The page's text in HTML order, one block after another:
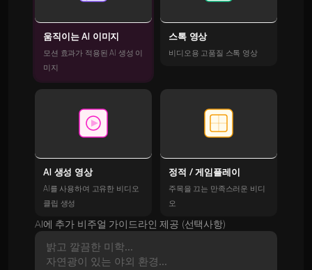
움직이는 AI 이미지
모션 효과가 적용된 AI 생성 이
미지
스톡 영상
비디오용 고품질 스톡 영상
AI 생성 영상
AI를 사용하여 고유한 비디오
클립 생성
정적 / 게임플레이
주목을 끄는 만족스러운 비디
오
AI에 추가 비주얼 가이드라인 제공 (선택사항)